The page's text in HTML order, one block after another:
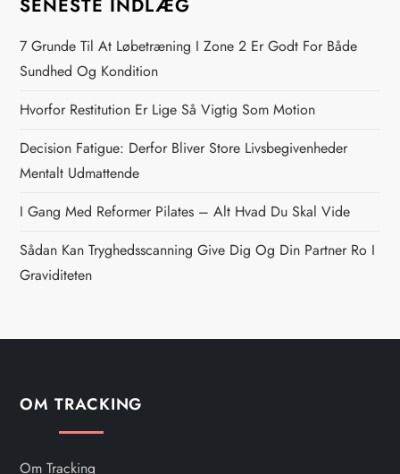
s
n
a
v
i
g
a
i
o
SENESTE INDLÆG
7 Grunde Til At Løbetræning I Zone 2 Er Godt For Både
Sundhed Og Kondition
Hvorfor Restitution Er Lige Så Vigtig Som Motion
Decision Fatigue: Derfor Bliver Store Livsbegivenheder
Mentalt Udmattende
I Gang Med Reformer Pilates – Alt Hvad Du Skal Vide
Sådan Kan Tryghedsscanning Give Dig Og Din Partner Ro I
Graviditeten
OM TRACKING
Om Tracking